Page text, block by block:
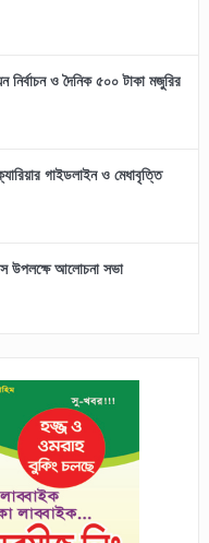
নির্বাচন ও দৈনিক ৫০০ টাকা মজুরির
গাইডলাইন ও মেধাবৃত্তি
উপলক্ষে আলোচনা সভা